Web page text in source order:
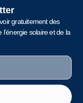
gratuitement des
solaire et de la